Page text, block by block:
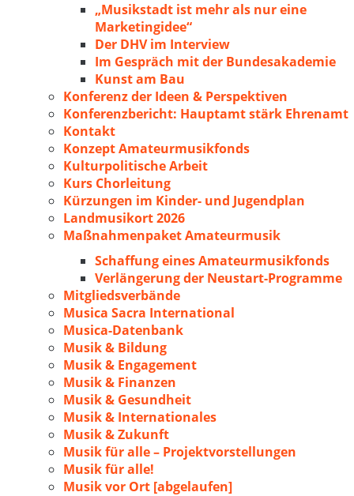
„Musikstadt ist mehr als nur eine
Marketingidee“
Der DHV im Interview
Im Gespräch mit der Bundesakademie
Kunst am Bau
Konferenz der Ideen & Perspektiven
Konferenzbericht: Hauptamt stärk Ehrenamt
Kontakt
Konzept Amateurmusikfonds
Kulturpolitische Arbeit
Kurs Chorleitung
Kürzungen im Kinder- und Jugendplan
Landmusikort 2026
Maßnahmenpaket Amateurmusik
Schaffung eines Amateurmusikfonds
Verlängerung der Neustart-Programme
Mitgliedsverbände
Musica Sacra International
Musica-Datenbank
Musik & Bildung
Musik & Engagement
Musik & Finanzen
Musik & Gesundheit
Musik & Internationales
Musik & Zukunft
Musik für alle – Projektvorstellungen
Musik für alle!
Musik vor Ort [abgelaufen]